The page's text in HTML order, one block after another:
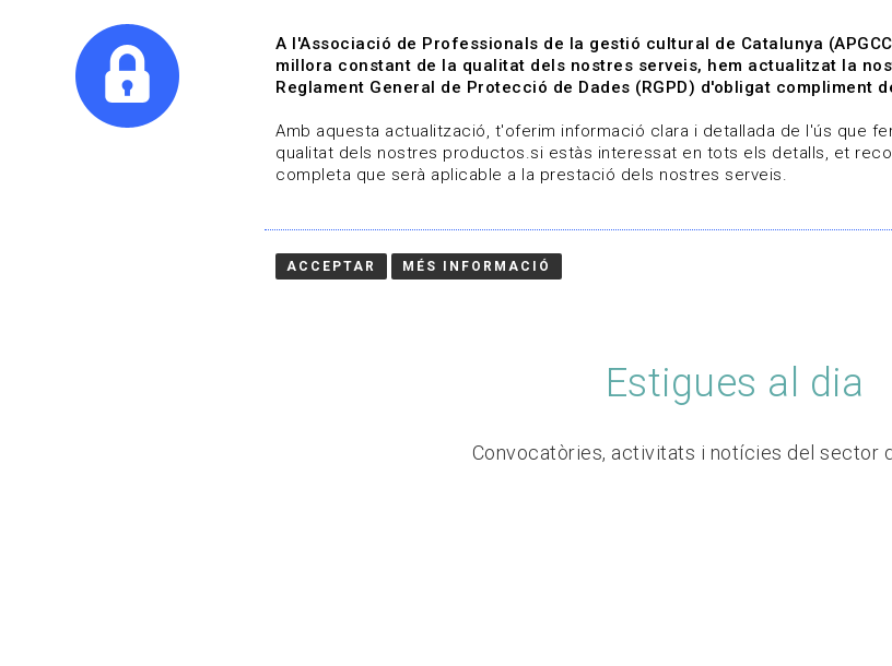
Qui som Línies de treball Projectes Serveis
Estigues al dia
Convocatòries, activitats i notícies del sector
A l'Associació de Professionals de la gestió cultural de Catalunya
millora constant de la qualitat dels nostres serveis, hem actualitzat la
Reglament General de Protecció de Dades (RGPD) d'obligat compliment
Amb aquesta actualització, t'oferim informació clara i detallada de l'ús que
qualitat dels nostres productos.si estàs interessat en tots els detalls, et
completa que serà aplicable a la prestació dels nostres serveis.
ACCEPTAR MÉS INFORMACIÓ